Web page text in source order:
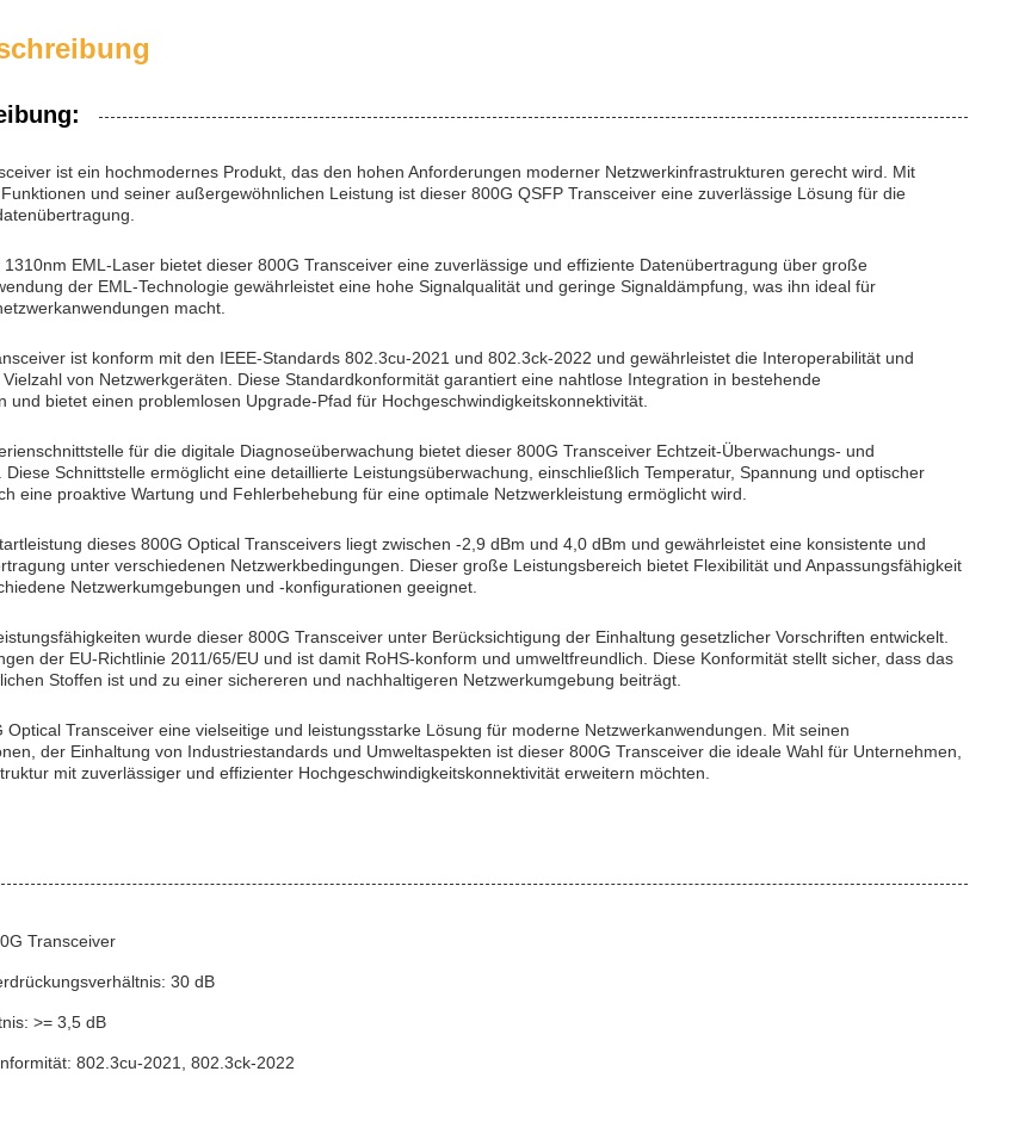
ist ein hochmodernes Produkt, das den hohen Anforderungen moderner Netzwerkinfrastrukturen gerecht wird. Mit
und seiner außergewöhnlichen Leistung ist dieser 800G QSFP Transceiver eine zuverlässige Lösung für die
EML-Laser bietet dieser 800G Transceiver eine zuverlässige und effiziente Datenübertragung über große
der EML-Technologie gewährleistet eine hohe Signalqualität und geringe Signaldämpfung, was ihn ideal für
macht.
ist konform mit den IEEE-Standards 802.3cu-2021 und 802.3ck-2022 und gewährleistet die Interoperabilität und
von Netzwerkgeräten. Diese Standardkonformität garantiert eine nahtlose Integration in bestehende
und bietet einen problemlosen Upgrade-Pfad für Hochgeschwindigkeitskonnektivität.
für die digitale Diagnoseüberwachung bietet dieser 800G Transceiver Echtzeit-Überwachungs- und
Diese Schnittstelle ermöglicht eine detaillierte Leistungsüberwachung, einschließlich Temperatur, Spannung und optischer
eine proaktive Wartung und Fehlerbehebung für eine optimale Netzwerkleistung ermöglicht wird.
dieses 800G Optical Transceivers liegt zwischen -2,9 dBm und 4,0 dBm und gewährleistet eine konsistente und
unter verschiedenen Netzwerkbedingungen. Dieser große Leistungsbereich bietet Flexibilität und Anpassungsfähigkeit
Netzwerkumgebungen und -konfigurationen geeignet.
wurde dieser 800G Transceiver unter Berücksichtigung der Einhaltung gesetzlicher Vorschriften entwickelt.
der EU-Richtlinie 2011/65/EU und ist damit RoHS-konform und umweltfreundlich. Diese Konformität stellt sicher, dass das
Stoffen ist und zu einer sichereren und nachhaltigeren Netzwerkumgebung beiträgt.
Optical Transceiver eine vielseitige und leistungsstarke Lösung für moderne Netzwerkanwendungen. Mit seinen
der Einhaltung von Industriestandards und Umweltaspekten ist dieser 800G Transceiver die ideale Wahl für Unternehmen,
mit zuverlässiger und effizienter Hochgeschwindigkeitskonnektivität erweitern möchten.
Transceiver
30 dB
>= 3,5 dB
802.3cu-2021, 802.3ck-2022